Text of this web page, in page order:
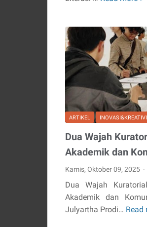
ARTIKEL
Dua Wajah
Akademik dan
Kamis, Oktober 09, 2025
Dua Wajah
Akademik dan
Julyartha Prodi… Read